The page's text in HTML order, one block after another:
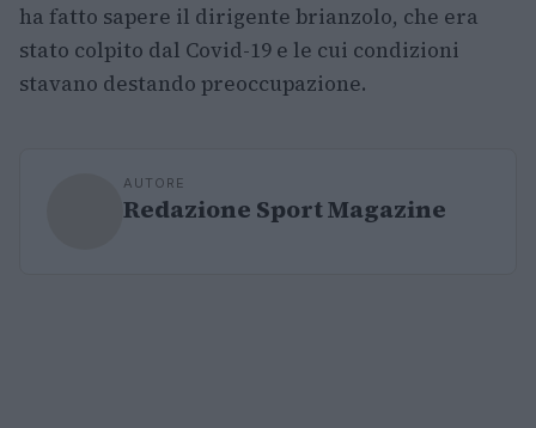
ha fatto sapere il dirigente brianzolo, che era
stato colpito dal Covid-19 e le cui condizioni
stavano destando preoccupazione.
AUTORE
Redazione Sport Magazine